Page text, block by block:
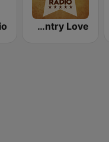
Country Music Radio - Country Love